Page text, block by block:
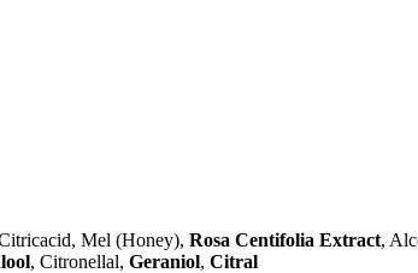
Mel (Honey), Rosa Centifolia Extract,
, Citronellal, Geraniol, Citral